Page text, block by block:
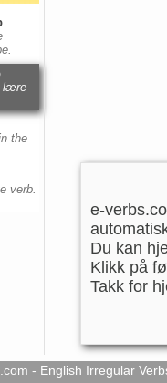
lære
the
verb.
e-
Du kan
Klikk på
Takk for
- English Irregular